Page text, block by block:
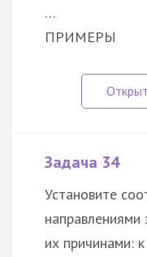
…
ПРИМЕРЫ
Задача 34
Установите
направлениями
их причинами: